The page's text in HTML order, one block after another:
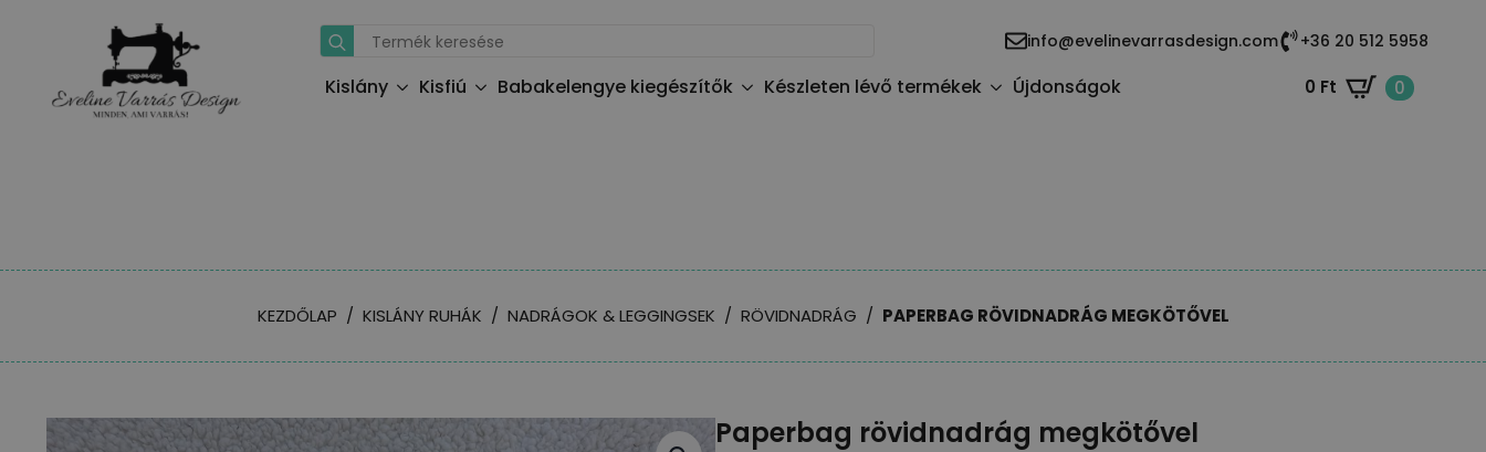
Search
for:
info@evelinevarrasdesign.com +36 20 512 5958
Kislány Kisfiú Babakelengye kiegészítők Készleten lévő termékek Újdonságok 0 Ft 0
KEZDŐLAP KISLÁNY RUHÁK NADRÁGOK & LEGGINGSEK RÖVIDNADRÁG PAPERBAG RÖVIDNADRÁG MEGKÖTŐVEL
Paperbag rövidnadrág megkötővel